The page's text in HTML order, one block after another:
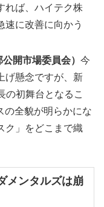
れば、ハイテク株
速に改善に向かう
開市場委員会）今
げ懸念ですが、新
の初舞台となるこ
の全貌が明らかにな
ク」をどこまで織
メンタルズは崩